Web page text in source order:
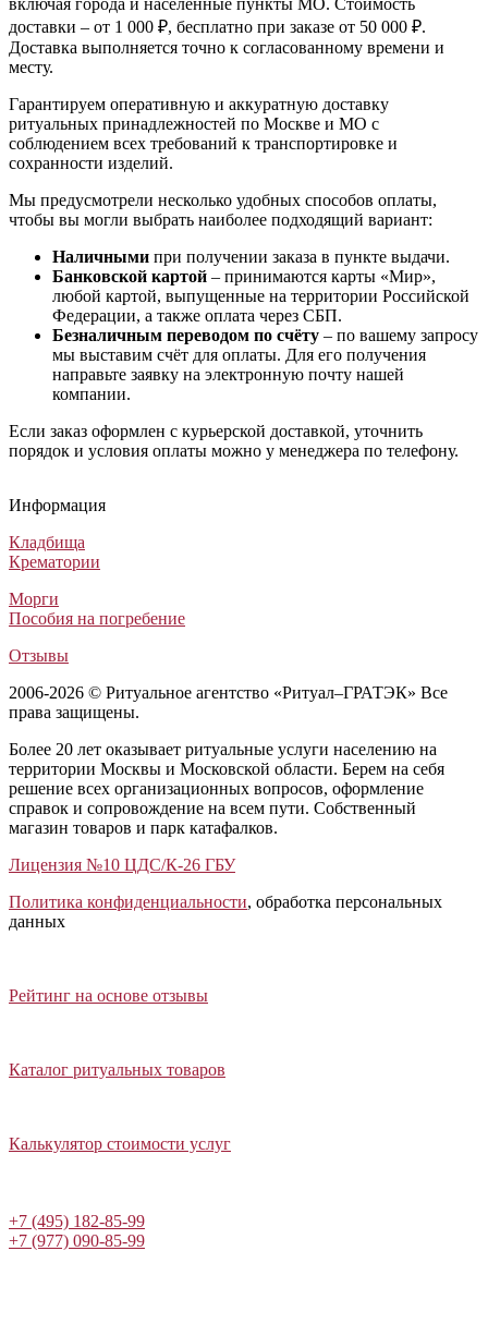
доставки – от 1 000 ₽, бесплатно при заказе от 50 000 ₽.
Доставка выполняется точно к согласованному времени и
месту.
Гарантируем оперативную и аккуратную доставку
ритуальных принадлежностей по Москве и МО с
соблюдением всех требований к транспортировке и
сохранности изделий.
Мы предусмотрели несколько удобных способов оплаты,
чтобы вы могли выбрать наиболее подходящий вариант:
Наличными при получении заказа в пункте выдачи.
Банковской картой – принимаются карты «Мир»,
любой картой, выпущенные на территории Российской
Федерации, а также оплата через СБП.
Безналичным переводом по счёту – по вашему запросу
мы выставим счёт для оплаты. Для его получения
направьте заявку на электронную почту нашей
компании.
Если заказ оформлен с курьерской доставкой, уточнить
порядок и условия оплаты можно у менеджера по телефону.
Венки из искусственных цветов
Венки из искусственных цветов
Венки из искусственных цветов
Венки из искусственных цветов
Информация
Кладбища
Крематории
Морги
Пособия на погребение
Отзывы
2006-2026 © Ритуальное агентство «Ритуал–ГРАТЭК» Все
права защищены.
Более 20 лет оказывает ритуальные услуги населению на
территории Москвы и Московской области. Берем на себя
решение всех организационных вопросов, оформление
справок и сопровождение на всем пути. Собственный
магазин товаров и парк катафалков.
Лицензия №10 ЦДС/К-26 ГБУ
Политика конфиденциальности, обработка персональных
данных
Рейтинг на основе отзывы
Каталог ритуальных товаров
Калькулятор стоимости услуг
+7 (495) 182-85-99
+7 (977) 090-85-99